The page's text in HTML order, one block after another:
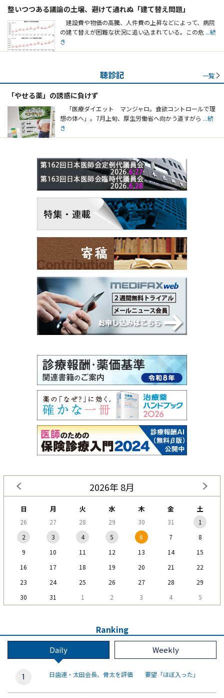
整いつつある議論の土壌、避けて通れぬ「建て替え問題」
建設費や物価の高騰、人件費の上昇などによって、病院
の建て替えが困難な状況に追い込まれている。この危 ...続
き
聴診記 一覧
「やせる薬」の誘惑に負けず
「医療ダイエット マンジャロ。食欲コントロールで理
想の体へ」。7月上旬、厚生労働省へ向かう道すがら ...続
き
2026年 8月
日 月 火 水 木 金 土
26 27 28 29 30 31
1
2
3 4 5 6 7
8
9
10 11 12 13 14
15
16
17 18 19 20 21
22
23
24 25 26 27 28
29
30
31 1 2 3 4 5
Ranking
Daily Weekly
日歯連・太田会長、骨太を評価 要望「ほぼ入った」